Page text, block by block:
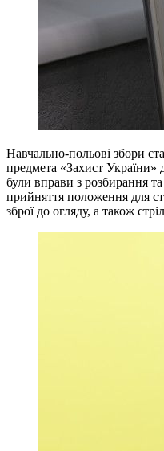
Навчально-польові збори
предмета «Захист України»
були вправи з розбирання
прийняття положення для
зброї до огляду, а також